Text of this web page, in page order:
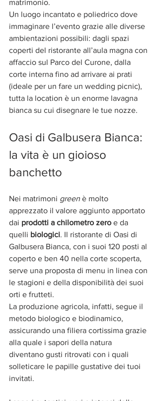
matrimonio.
Un luogo incantato e poliedrico dove
immaginare l’evento grazie alle diverse
ambientazioni possibili: dagli spazi
coperti del ristorante all’aula magna con
affaccio sul Parco del Curone, dalla
corte interna fino ad arrivare ai prati
(ideale per un fare un wedding picnic),
tutta la location è un enorme lavagna
bianca su cui disegnare le tue nozze.
Oasi di Galbusera Bianca:
la vita è un gioioso
banchetto
Nei matrimoni green è molto
apprezzato il valore aggiunto apportato
dai prodotti a chilometro zero e da
quelli biologici. Il ristorante di Oasi di
Galbusera Bianca, con i suoi 120 posti al
coperto e ben 40 nella corte scoperta,
serve una proposta di menu in linea con
le stagioni e della disponibilità dei suoi
orti e frutteti.
La produzione agricola, infatti, segue il
metodo biologico e biodinamico,
assicurando una filiera cortissima grazie
alla quale i sapori della natura
diventano gusti ritrovati con i quali
solleticare le papille gustative dei tuoi
invitati.